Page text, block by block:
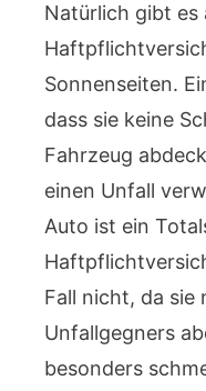
Natürlich gibt es
Sonnenseiten.
dass sie keine
Fahrzeug
einen Unfall
Auto ist ein
Fall nicht, da sie
Unfallgegners
besonders